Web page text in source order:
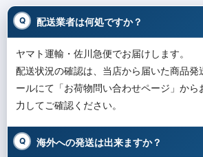
配送業者は何処ですか？
ヤマト運輸・佐川急便でお届けします。
配送状況の確認は、当店から届いた商品発
ールにて「お荷物問い合わせページ」から
力してご確認ください。
海外への発送は出来ますか？